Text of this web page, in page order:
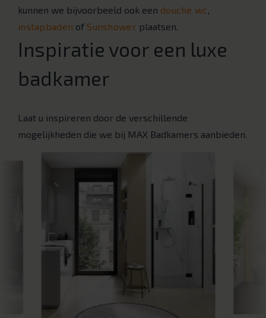
kunnen we bijvoorbeeld ook een douche wc,
instapbaden of Sunshowerplaatsen.
Inspiratie voor een luxe
badkamer
Laat u inspireren door de verschillende
mogelijkheden die we bij MAX Badkamers aanbieden.